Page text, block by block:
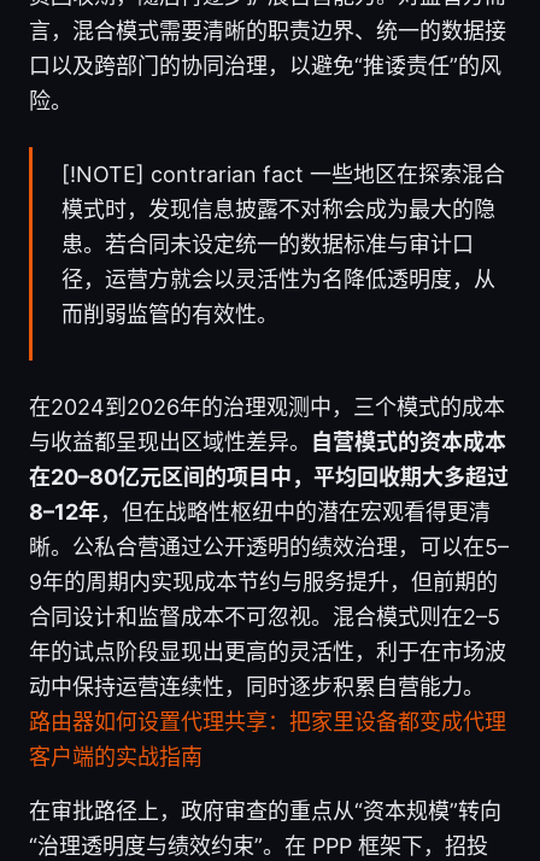
言，混合模式需要清晰的职责边界、统一的数据接
口以及跨部门的协同治理，以避免“推诿责任”的风
险。
[!NOTE] contrarian fact 一些地区在探索混合
模式时，发现信息披露不对称会成为最大的隐
患。若合同未设定统一的数据标准与审计口
径，运营方就会以灵活性为名降低透明度，从
而削弱监管的有效性。
在2024到2026年的治理观测中，三个模式的成本
与收益都呈现出区域性差异。 自营模式的资本成本
在20–80亿元区间的项目中，平均回收期大多超过
8–12年，但在战略性枢纽中的潜在宏观看得更清
晰。公私合营通过公开透明的绩效治理，可以在5–
9年的周期内实现成本节约与服务提升，但前期的
合同设计和监督成本不可忽视。混合模式则在2–5
年的试点阶段显现出更高的灵活性，利于在市场波
动中保持运营连续性，同时逐步积累自营能力。
路由器如何设置代理共享：把家里设备都变成代理
客户端的实战指南
在审批路径上，政府审查的重点从“资本规模”转向
“治理透明度与绩效约束”。在 PPP 框架下，招投